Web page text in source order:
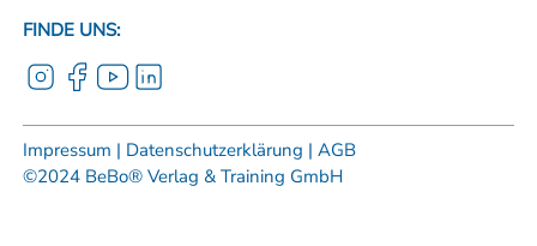
FINDE UNS:
Impressum | Datenschutzerklärung | AGB
©2024 BeBo® Verlag & Training GmbH